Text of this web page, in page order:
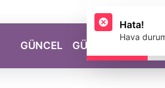
GÜNCEL GÜZELLİK
Hata!
Hava